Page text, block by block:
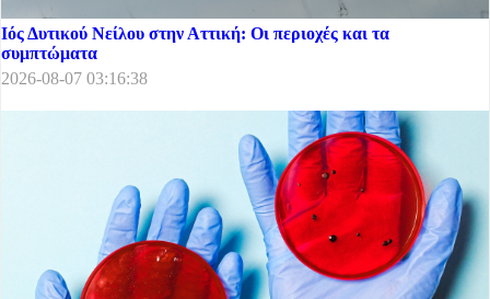
Ιός Δυτικού Νείλου στην Αττική: Οι περιοχές και τα
συμπτώματα
2026-08-07 03:16:38